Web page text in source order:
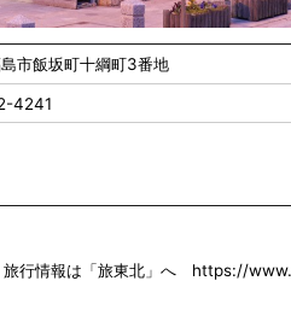
市飯坂町十綱町3番地
4241
旅行情報は「旅東北」へ https://